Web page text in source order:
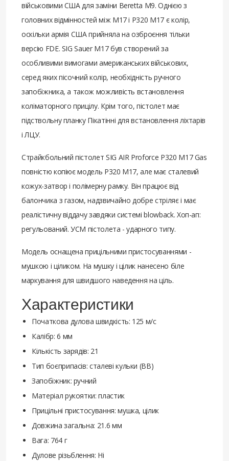
військовими США для заміни Beretta M9. Однією з
головних відмінностей між M17 і P320 M17 є колір,
оскільки армія США прийняла на озброєння тільки
версію FDE. SIG Sauer M17 був створений за
особливими вимогами американських військових,
серед яких пісочний колір, необхідність ручного
запобіжника, а також можливість встановлення
коліматорного прицілу. Крім того, пістолет має
підствольну планку Пікатінні для встановлення ліхтарів
і ЛЦУ.
Страйкбольний пістолет SIG AIR Proforce P320 M17 Gas
повністю копіює модель P320 M17, але має сталевий
кожух-затвор і полімерну рамку. Він працює від
балончика з газом, надзвичайно добре стріляє і має
реалістичну віддачу завдяки системі blowback. Хоп-ап:
регульований. УСМ пістолета - ударного типу.
Модель оснащена прицільними пристосуваннями -
мушкою і ціликом. На мушку і цілик нанесено біле
маркування для швидшого наведення на ціль.
Характеристики
Початкова дулова швидкість: 125 м/с
Калібр: 6 мм
Кількість зарядів: 21
Тип боєприпасів: сталеві кульки (ВВ)
Запобіжник: ручний
Матеріал рукоятки: пластик
Прицільні пристосування: мушка, цілик
Довжина загальна: 21.6 мм
Вага: 764 г
Дулове різьблення: Ні